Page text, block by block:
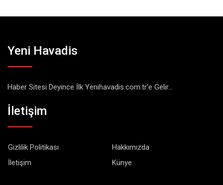
Yeni Havadis
Haber Sitesi Deyince İlk Yenihavadis.com.tr'e Gelir...
İletişim
Gizlilik Politikası
Hakkımızda
İletişim
Künye